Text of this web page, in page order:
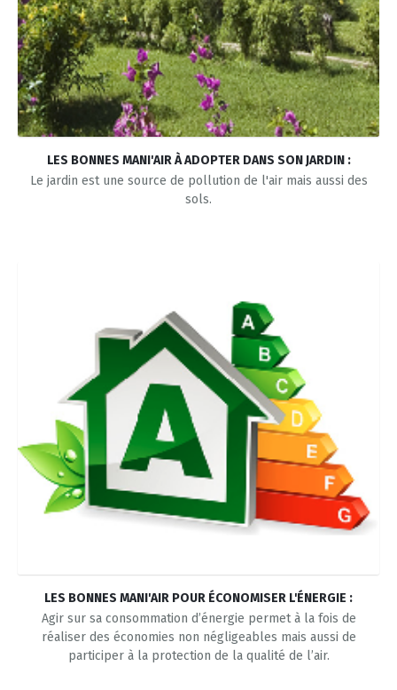
Le réseau de mesures
Micro-Capteurs
Mesures
Rapports externes
Rapports d'activité
Pollution de l'air, changement climatique et énergie
ABC d'air
Vidéos
FAQ
LES BONNES MANI'AIR À ADOPTER DANS SON JARDIN :
Le jardin est une source de pollution de l'air mais aussi des
sols.
LES BONNES MANI'AIR POUR ÉCONOMISER L'ÉNERGIE :
Agir sur sa consommation d’énergie permet à la fois de
réaliser des économies non négligeables mais aussi de
participer à la protection de la qualité de l’air.